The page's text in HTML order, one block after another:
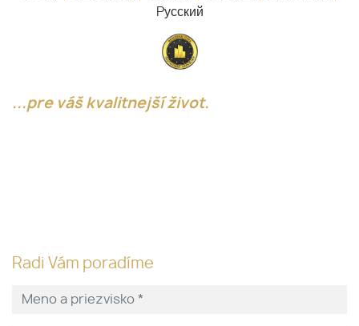
Pусский
...pre váš kvalitnejší život.
Radi Vám poradíme